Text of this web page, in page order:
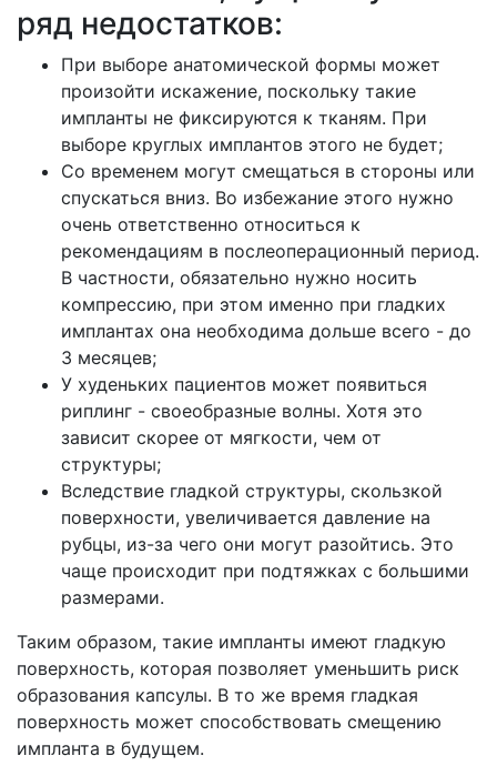
ряд недостатков:
При выборе анатомической формы может
произойти искажение, поскольку такие
импланты не фиксируются к тканям. При
выборе круглых имплантов этого не будет;
Со временем могут смещаться в стороны или
спускаться вниз. Во избежание этого нужно
очень ответственно относиться к
рекомендациям в послеоперационный период.
В частности, обязательно нужно носить
компрессию, при этом именно при гладких
имплантах она необходима дольше всего - до
3 месяцев;
У худеньких пациентов может появиться
риплинг - своеобразные волны. Хотя это
зависит скорее от мягкости, чем от
структуры;
Вследствие гладкой структуры, скользкой
поверхности, увеличивается давление на
рубцы, из-за чего они могут разойтись. Это
чаще происходит при подтяжках с большими
размерами.
Таким образом, такие импланты имеют гладкую
поверхность, которая позволяет уменьшить риск
образования капсулы. В то же время гладкая
поверхность может способствовать смещению
импланта в будущем.